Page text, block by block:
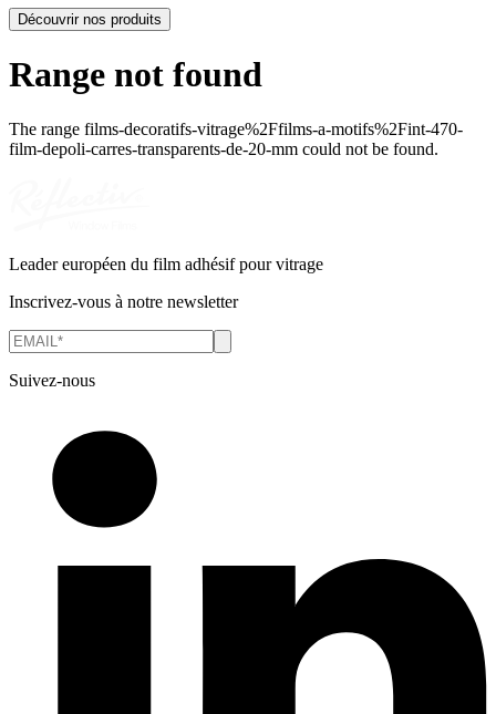
Découvrir nos produits
Range not found
The range films-decoratifs-vitrage%2Ffilms-a-motifs%2Fint-470-
film-depoli-carres-transparents-de-20-mm could not be found.
Leader européen du film adhésif pour vitrage
Inscrivez-vous à notre newsletter
Suivez-nous